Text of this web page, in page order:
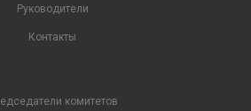
Руководители
Контакты
комитетов